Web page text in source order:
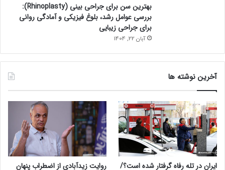
بهترین سن برای جراحی بینی (Rhinoplasty):
بررسی عوامل رشد، بلوغ فیزیکی و آمادگی روانی
برای جراحی زیبایی
آبان 22, 1404
آخرین نوشته ها
ایران در تله رفاه گرفتار شده است؟/
روایت زیدآبادی از اضطراب پنهان